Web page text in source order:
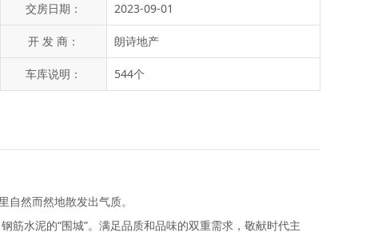
交房日期： 2023-09-01
开 发 商： 朗诗地产
车库说明： 544个
然而然地散发出气质。
水泥的“围城”。满足品质和品味的双重需求，敬献时代主